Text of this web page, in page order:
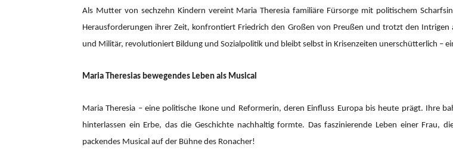
Als Mutter von sechzehn Kindern vereint Maria Theresia familiäre Fürsorge mit politischem
Herausforderungen ihrer Zeit, konfrontiert Friedrich den Großen von Preußen und trotzt den
und Militär, revolutioniert Bildung und Sozialpolitik und bleibt selbst in Krisenzeiten unerschütterlich –
Maria Theresias bewegendes Leben als Musical
Maria Theresia – eine politische Ikone und Reformerin, deren Einfluss Europa bis heute prägt. Ihre
hinterlassen ein Erbe, das die Geschichte nachhaltig formte. Das faszinierende Leben einer Frau,
packendes Musical auf der Bühne des Ronacher!